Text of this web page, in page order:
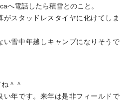
へ電話したら積雪とのこと。
がスタッドレスタイヤに化けてしま
い雪中年越しキャンプになりそうで
＾＾
い年です。来年は是非フィールドで